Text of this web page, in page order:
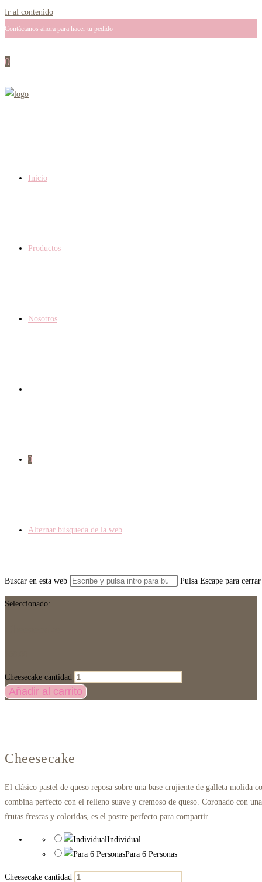
Ir al contenido
Contáctanos ahora para hacer tu pedido
0
Inicio
Productos
Nosotros
0
Alternar búsqueda de la web
Buscar en esta web Pulsa Escape para
Seleccionado:
Cheesecake cantidad
Añadir al carrito
Cheesecake
El clásico pastel de queso reposa sobre una base crujiente de galleta molida
combina perfecto con el relleno suave y cremoso de queso. Coronado con
frutas frescas y coloridas, es el postre perfecto para compartir.
Individual
Para 6 Personas
Cheesecake cantidad